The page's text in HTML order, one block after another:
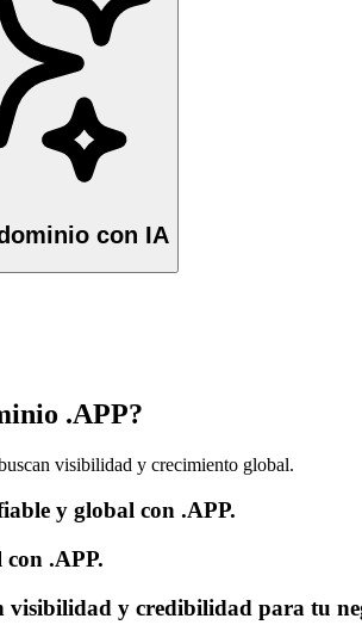
con IA
.APP?
visibilidad y crecimiento global.
y global con .APP.
.APP.
visibilidad y credibilidad para tu